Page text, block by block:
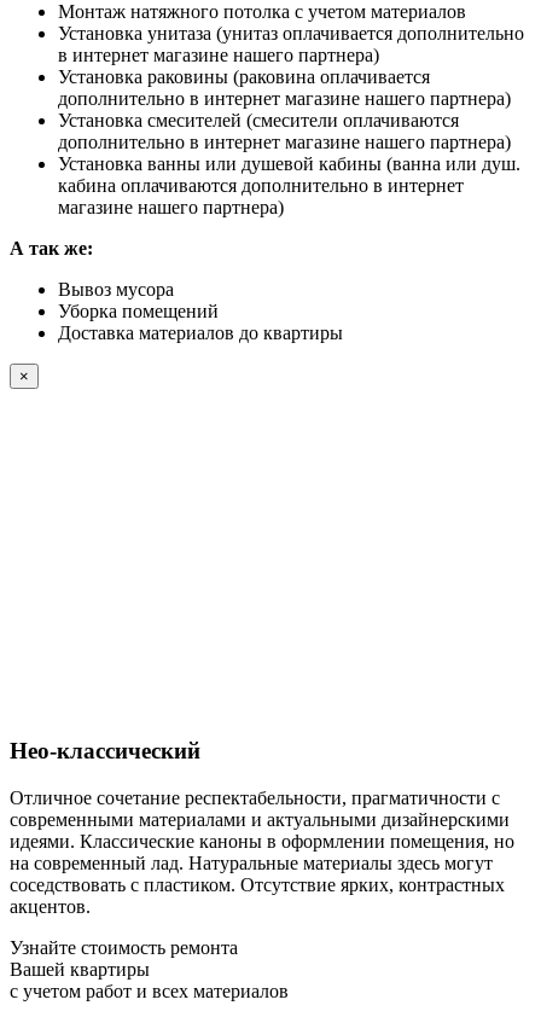
Монтаж натяжного потолка с учетом материалов
Установка унитаза (унитаз оплачивается дополнительно
в интернет магазине нашего партнера)
Установка раковины (раковина оплачивается
дополнительно в интернет магазине нашего партнера)
Установка смесителей (смесители оплачиваются
дополнительно в интернет магазине нашего партнера)
Установка ванны или душевой кабины (ванна или душ.
кабина оплачиваются дополнительно в интернет
магазине нашего партнера)
А так же:
Вывоз мусора
Уборка помещений
Доставка материалов до квартиры
×
Нео-классический
Отличное сочетание респектабельности, прагматичности с
современными материалами и актуальными дизайнерскими
идеями. Классические каноны в оформлении помещения, но
на современный лад. Натуральные материалы здесь могут
соседствовать с пластиком. Отсутствие ярких, контрастных
акцентов.
Узнайте стоимость ремонта
Вашей квартиры
с учетом работ и всех материалов